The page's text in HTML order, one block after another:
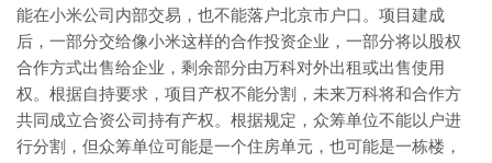
能在小米公司内部交易，也不能落户北京市户口。项目建成
后，一部分交给像小米这样的合作投资企业，一部分将以股权
合作方式出售给企业，剩余部分由万科对外出租或出售使用
权。根据自持要求，项目产权不能分割，未来万科将和合作方
共同成立合资公司持有产权。根据规定，众筹单位不能以户进
行分割，但众筹单位可能是一个住房单元，也可能是一栋楼，